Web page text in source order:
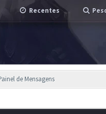
Recentes
de Mensagens